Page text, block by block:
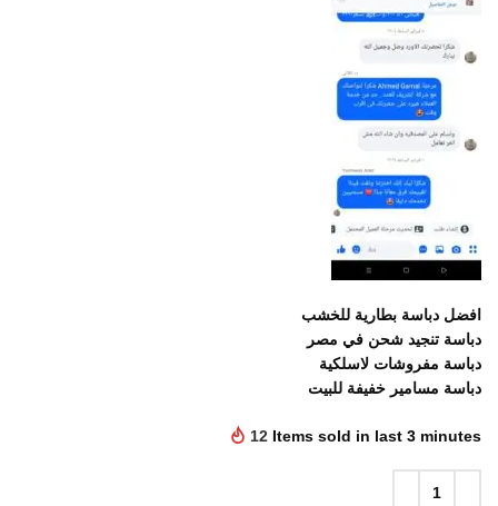
افضل دباسة بطارية للخشب
دباسة تنجيد شحن في مصر
دباسة مفروشات لاسلكية
دباسة مسامير خفيفة للبيت
12 Items sold in last 3 minutes